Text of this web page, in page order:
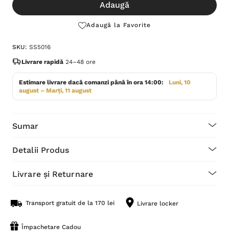
Stocul
Adaugă
Adaugă la Favorite
SKU: SS5016
Livrare rapidă 24–48 ore
Estimare livrare dacă comanzi până în ora 14:00:
Luni, 10
august – Marți, 11 august
Sumar
Detalii Produs
Livrare și Returnare
Transport gratuit de la 170 lei Livrare locker
Împachetare Cadou